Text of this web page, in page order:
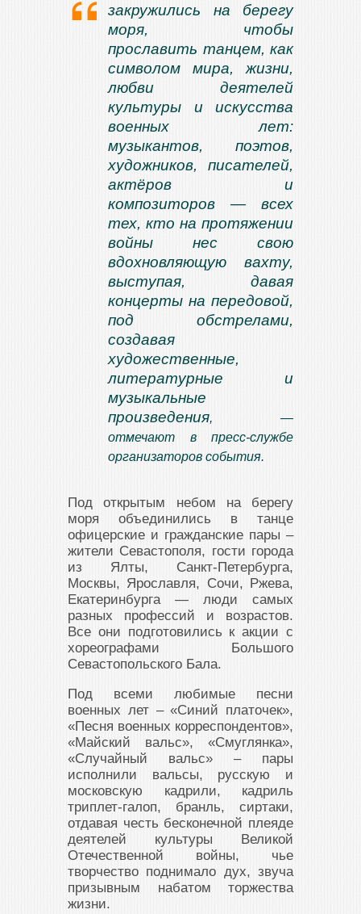
закружились на берегу
моря, чтобы
прославить танцем, как
символом мира, жизни,
любви деятелей
культуры и искусства
военных лет:
музыкантов, поэтов,
художников, писателей,
актёров и
композиторов — всех
тех, кто на протяжении
войны нес свою
вдохновляющую вахту,
выступая, давая
концерты на передовой,
под обстрелами,
создавая
художественные,
литературные и
музыкальные
произведения, —
отмечают в пресс-службе
организаторов события.
Под открытым небом на берегу
моря объединились в танце
офицерские и гражданские пары –
жители Севастополя, гости города
из Ялты, Санкт-Петербурга,
Москвы, Ярославля, Сочи, Ржева,
Екатеринбурга — люди самых
разных профессий и возрастов.
Все они подготовились к акции с
хореографами Большого
Севастопольского Бала.
Под всеми любимые песни
военных лет – «Синий платочек»,
«Песня военных корреспондентов»,
«Майский вальс», «Смуглянка»,
«Случайный вальс» – пары
исполнили вальсы, русскую и
московскую кадрили, кадриль
триплет-галоп, бранль, сиртаки,
отдавая честь бесконечной плеяде
деятелей культуры Великой
Отечественной войны, чье
творчество поднимало дух, звуча
призывным набатом торжества
жизни.